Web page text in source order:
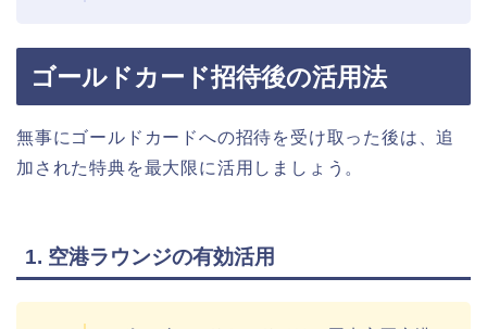
ゴールドカード招待後の活用法
無事にゴールドカードへの招待を受け取った後は、追
加された特典を最大限に活用しましょう。
1. 空港ラウンジの有効活用